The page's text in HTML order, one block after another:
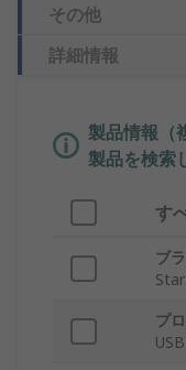
その他
詳細情報
製品情報（
製品を検索
す
ブ
プ